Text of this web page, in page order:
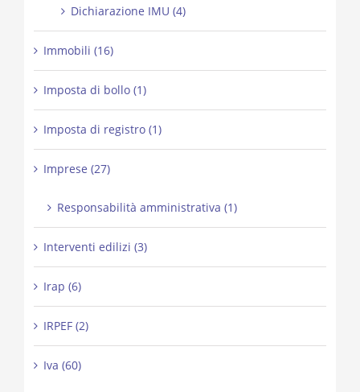
Dichiarazione IMU (4)
Immobili (16)
Imposta di bollo (1)
Imposta di registro (1)
Imprese (27)
Responsabilità amministrativa (1)
Interventi edilizi (3)
Irap (6)
IRPEF (2)
Iva (60)